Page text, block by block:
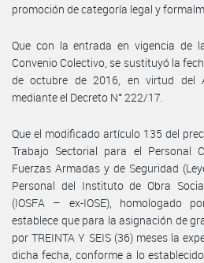
promoción de categoría legal y
Que con la entrada en vigencia de
Convenio Colectivo, se sustituyó la
de octubre de 2016, en virtud del
mediante el Decreto N° 222/17.
Que el modificado artículo 135 del
Trabajo Sectorial para el Personal
Fuerzas Armadas y de Seguridad
Personal del Instituto de Obra
(IOSFA – ex-IOSE), homologado
establece que para la asignación de
por TREINTA Y SEIS (36) meses la
dicha fecha, conforme a lo